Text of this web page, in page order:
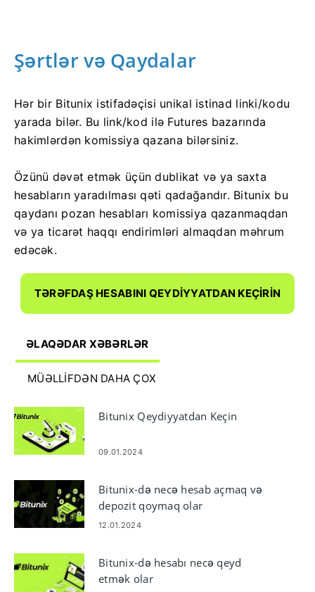
Şərtlər və Qaydalar
Hər bir Bitunix istifadəçisi unikal istinad linki/kodu
yarada bilər. Bu link/kod ilə Futures bazarında
hakimlərdən komissiya qazana bilərsiniz.
Özünü dəvət etmək üçün dublikat və ya saxta
hesabların yaradılması qəti qadağandır. Bitunix bu
qaydanı pozan hesabları komissiya qazanmaqdan
və ya ticarət haqqı endirimləri almaqdan məhrum
edəcək.
TƏRƏFDAŞ HESABINI QEYDIYYATDAN KEÇIRIN
ƏLAQƏDAR XƏBƏRLƏR
MÜƏLLIFDƏN DAHA ÇOX
Bitunix Qeydiyyatdan Keçin
09.01.2024
Bitunix-də necə hesab açmaq və
depozit qoymaq olar
12.01.2024
Bitunix-də hesabı necə qeyd
etmək olar